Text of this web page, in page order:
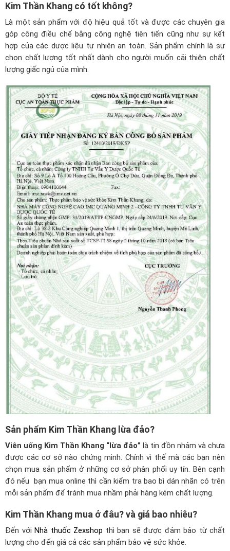
Kim Thần Khang có tốt không?
Là một sản phẩm với độ hiệu quả tốt và được các chuyên gia
gópcông điều chế bằng công nghệ tiên tiến cũng như sự kết
hợp của các dược liệu tự nhiên an toàn. Sản phẩm chính là sự
chọn chất lượng tốt nhất dành cho người muốn cải thiện chất
lượng giấc ngủ của mình.
Sản phẩm Kim Thần Khang lừa đảo?
Viên uống Kim Thần Khang “lừa đảo” là tin đồn nhảm và chưa
được các cơ sở nào chứng minh. Chính vì thế mà các bạn nên
chọn mua sản phẩm ở những cơ sở phân phối uy tín. Bên cạnh
đó nếu bạn mua online thì cần kiểm tra bao bì dán nhãn có trên
mỗi sản phẩm để tránh mua nhầm phải hàng kém chất lượng.
Kim Thần Khang mua ở đâu? và giá bao nhiêu?
Đến với Nhà thuốc Zexshop thì bạn sẽ được đảm bảo từ chất
lượng cho đến giá cả các sản phẩm bảo vệ sức khỏe.